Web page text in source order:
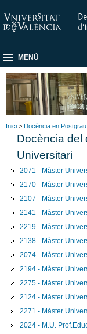
MENÚ
Inici > Docència en Postgrau
Docència del
Universitari
2071 - Màster
2170 - Màster
2107 - Màster
2141 - Màster
2219 - Màster
2138 - Màster
2074 - Màster
2194 - Màster
2275 - Màster
2124 - Màster
2271 - Màster
2024 - M.U.